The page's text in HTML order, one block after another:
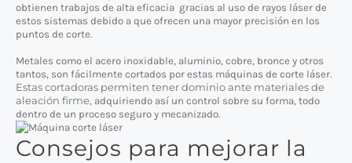
obtienen trabajos de alta eficacia gracias al uso de rayos láser de
estos sistemas debido a que ofrecen una mayor precisión en los
puntos de corte.
Metales como el acero inoxidable, aluminio, cobre, bronce y otros
tantos, son fácilmente cortados por estas máquinas de corte láser.
Estas cortadoras permiten tener dominio ante materiales de
aleación firme, adquiriendo así un control sobre su forma, todo
dentro de un proceso seguro y mecanizado.
Consejos para mejorar la